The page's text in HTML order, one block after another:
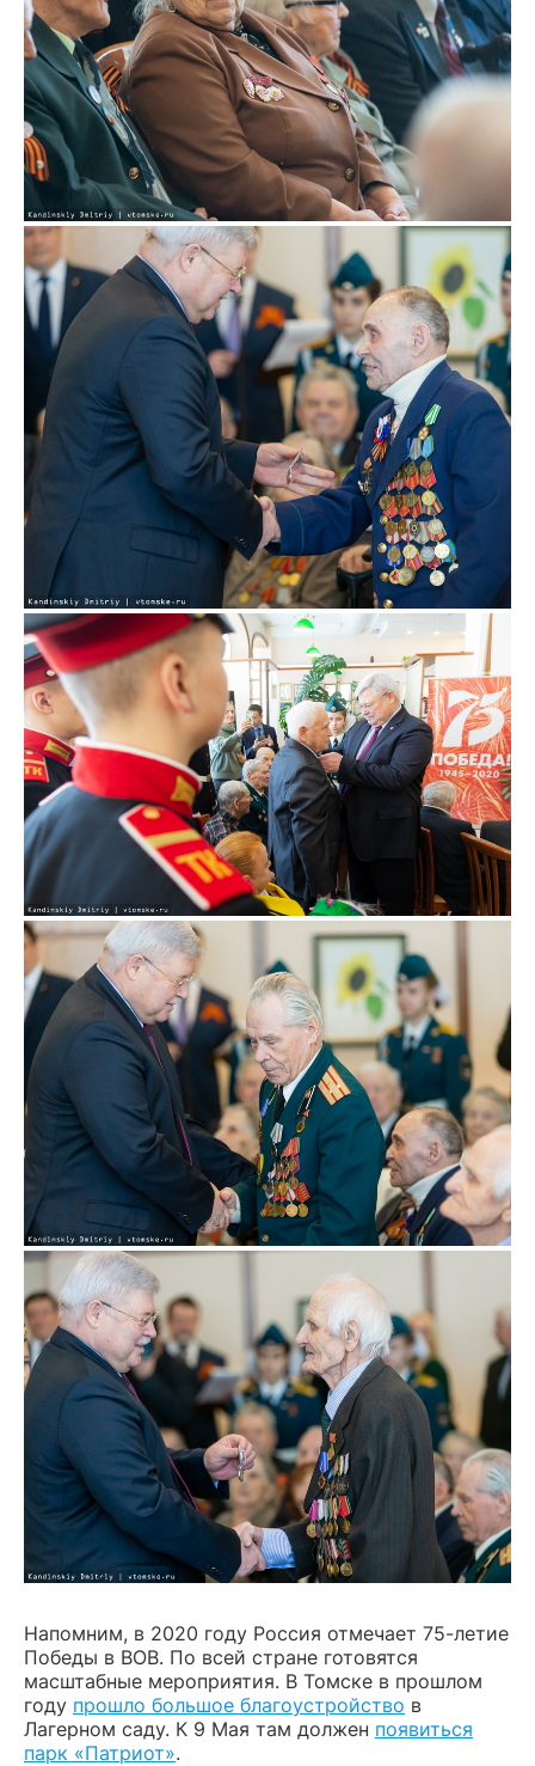
Напомним, в 2020 году Россия отмечает 75-летие
Победы в ВОВ. По всей стране готовятся
масштабные мероприятия. В Томске в прошлом
году прошло большое благоустройство в
Лагерном саду. К 9 Мая там должен появиться
парк «Патриот».